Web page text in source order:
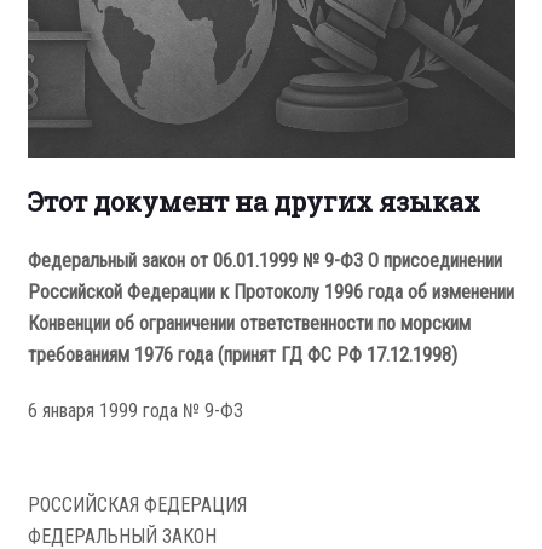
Этот документ на других языках
Федеральный закон от 06.01.1999 № 9-ФЗ О присоединении
Российской Федерации к Протоколу 1996 года об изменении
Конвенции об ограничении ответственности по морским
требованиям 1976 года (принят ГД ФС РФ 17.12.1998)
6 января 1999 года № 9-ФЗ
РОССИЙСКАЯ ФЕДЕРАЦИЯ
ФЕДЕРАЛЬНЫЙ ЗАКОН